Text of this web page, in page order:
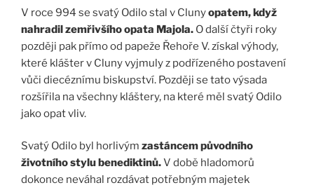
V roce 994 se svatý Odilo stal v Clunyopatem, když
nahradil zemřivšího opata Majola. O další čtyři roky
později pak přímo od papeže Řehoře V. získal výhody,
které klášter v Cluny vyjmuly z podřízeného postavení
vůči diecéznímu biskupství. Později se tato výsada
rozšířila na všechny kláštery, na které měl svatý Odilo
jako opat vliv.
Svatý Odilo byl horlivým zastáncem původního
životního stylu benediktinů.V době hladomorů
dokonce neváhal rozdávat potřebným majetek